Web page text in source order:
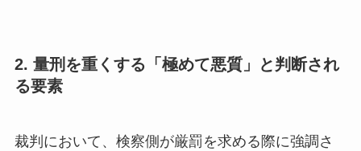
2. 量刑を重くする「極めて悪質」と判断され
る要素
裁判において、検察側が厳罰を求める際に強調さ